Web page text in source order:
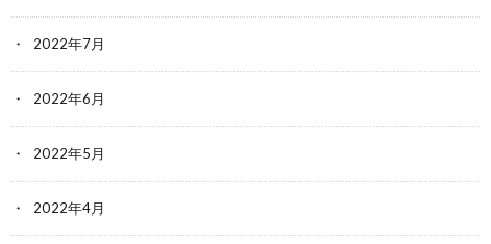
2022年7月
2022年6月
2022年5月
2022年4月